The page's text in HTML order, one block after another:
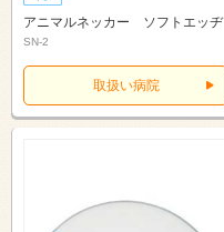
アニマルネッカー ソフトエッヂ
SN-2
取扱い病院